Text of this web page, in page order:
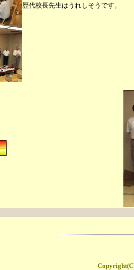
歴代校長先生はうれしそうです。